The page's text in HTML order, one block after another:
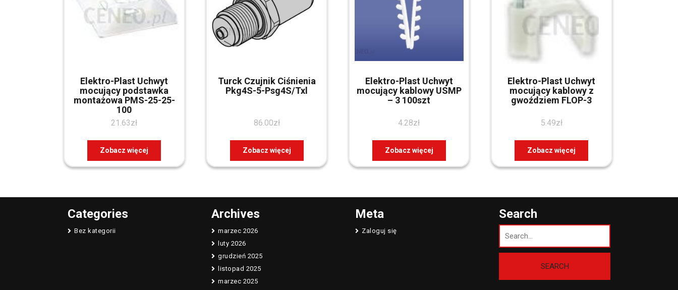
Elektro-Plast Uchwyt
mocujący podstawka
montażowa PMS-25-25-
100
21.63zł
Zobacz więcej
Turck Czujnik Ciśnienia
Pkg4S-5-Psg4S/Txl
86.00zł
Zobacz więcej
Elektro-Plast Uchwyt
mocujący kablowy USMP
– 3 100szt
4.28zł
Zobacz więcej
Elektro-Plast Uchwyt
mocujący kablowy z
gwoździem FLOP-3
5.49zł
Zobacz więcej
Categories
Bez kategorii
Archives
marzec 2026
luty 2026
grudzień 2025
listopad 2025
marzec 2025
Meta
Zaloguj się
Search